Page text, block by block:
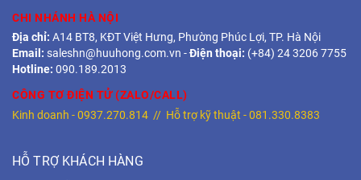
CHI NHÁNH HÀ NỘI
Địa chỉ: A14 BT8, KĐT Việt Hưng, Phường Phúc Lợi, TP. Hà Nội
Email: saleshn@huuhong.com.vn -Điện thoại: (+84) 24 3206 7755
Hotline: 090.189.2013
CÔNG TƠ ĐIỆN TỬ (ZALO/CALL)
Kinh doanh -0937.270.814 // Hỗ trợ kỹ thuật -081.330.8383
HỖ TRỢ KHÁCH HÀNG